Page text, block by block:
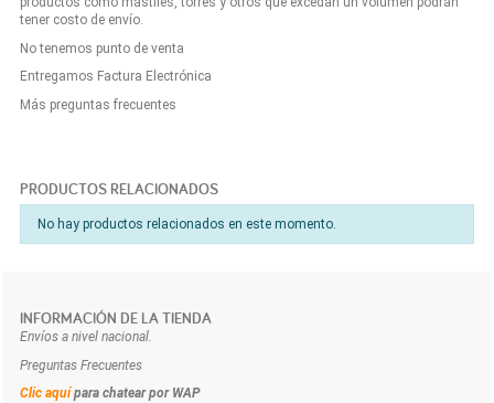
tener costo de envío.
No tenemos punto de venta
Entregamos Factura Electrónica
Más preguntas frecuentes
PRODUCTOS RELACIONADOS
No hay productos relacionados en este momento.
INFORMACIÓN DE LA TIENDA
Envíos a nivel nacional.
Preguntas Frecuentes
Clic aquí para chatear por WAP